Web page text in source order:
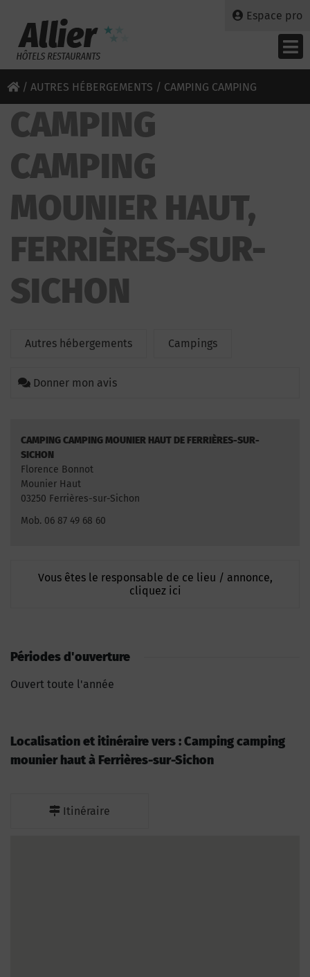
Espace pro
/ AUTRES HÉBERGEMENTS / CAMPING CAMPING
MOUNIER HAUT
CAMPING
CAMPING
MOUNIER HAUT,
FERRIÈRES-SUR-
SICHON
Autres hébergements Campings
Donner mon avis
CAMPING CAMPING MOUNIER HAUT DE FERRIÈRES-SUR-
SICHON
Florence Bonnot
Mounier Haut
03250 Ferrières-sur-Sichon
Mob. 06 87 49 68 60
Vous êtes le responsable de ce lieu / annonce,
cliquez ici
Périodes d'ouverture
Ouvert toute l'année
Localisation et itinéraire vers : Camping camping
mounier haut à Ferrières-sur-Sichon
Itinéraire